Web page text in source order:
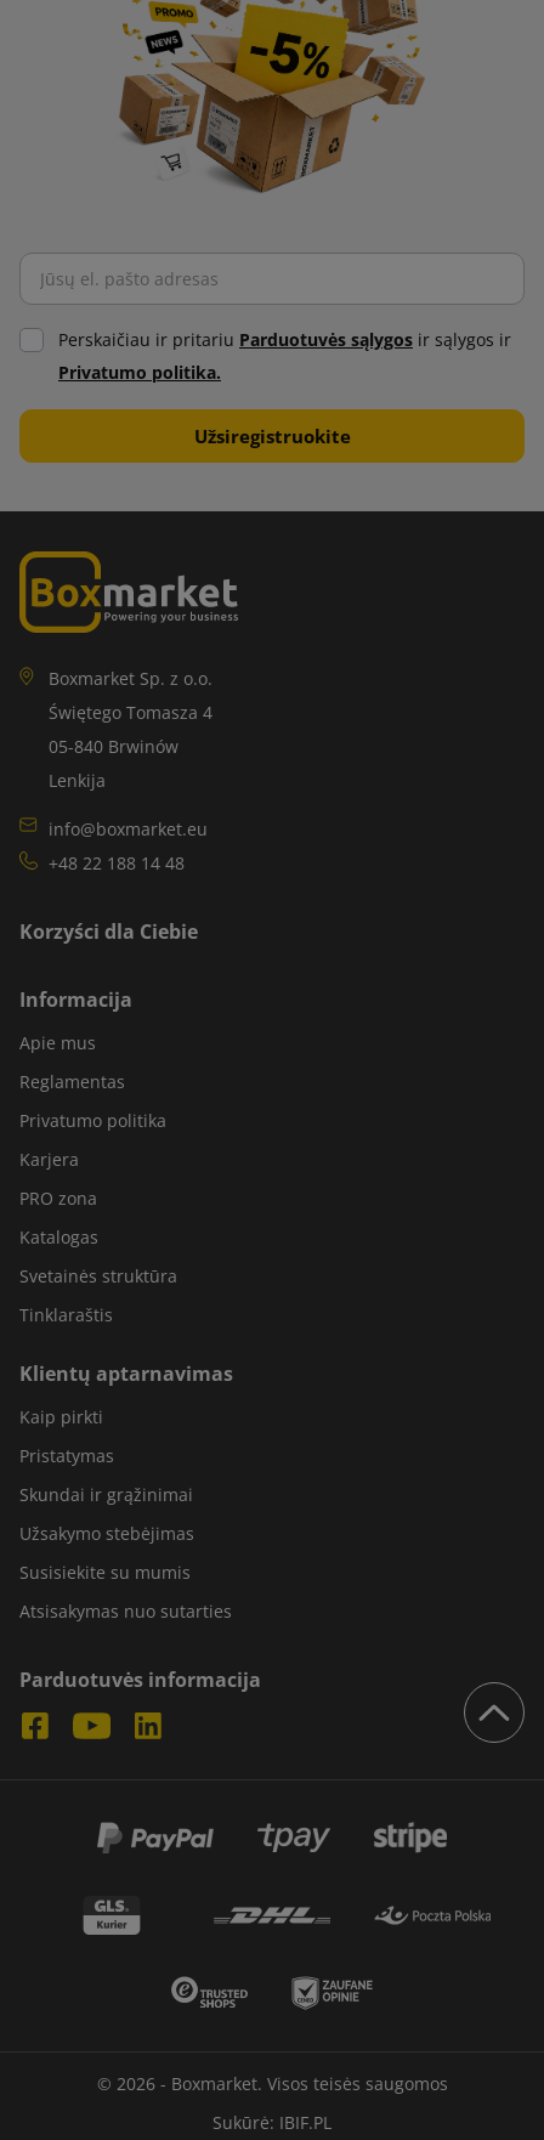
Perskaičiau ir pritariu Parduotuvės sąlygos ir sąlygos ir
Privatumo politika.
Boxmarket Sp. z o.o.
Świętego Tomasza 4
05-840 Brwinów
Lenkija
info@boxmarket.eu
+48 22 188 14 48
Korzyści dla Ciebie
Informacija
Apie mus
Reglamentas
Privatumo politika
Karjera
PRO zona
Katalogas
Svetainės struktūra
Tinklaraštis
Klientų aptarnavimas
Kaip pirkti
Pristatymas
Skundai ir grąžinimai
Užsakymo stebėjimas
Susisiekite su mumis
Atsisakymas nuo sutarties
Parduotuvės informacija
© 2026 - Boxmarket. Visos teisės saugomos
Sukūrė: IBIF.PL